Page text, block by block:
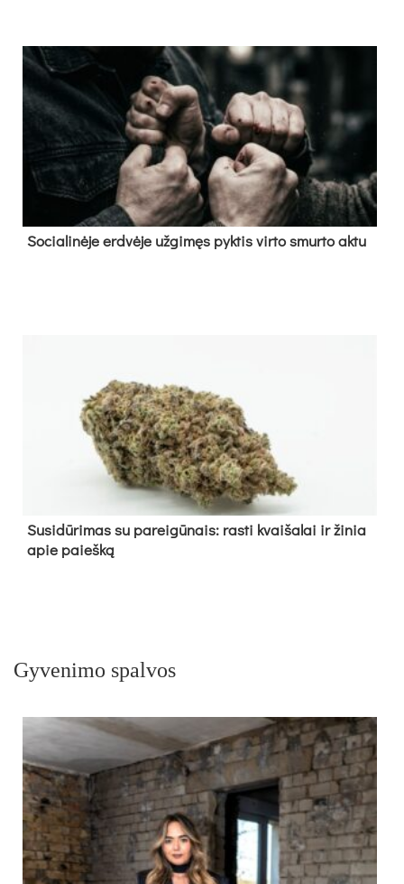
So­cia­li­nė­je erd­vė­je už­gi­męs pyk­tis vir­to smur­to ak­tu
Su­si­dū­ri­mas su pa­rei­gū­nais: ras­ti kvai­ša­lai ir ži­nia
apie paieš­ką
Gyvenimo spalvos